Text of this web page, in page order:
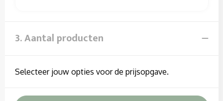
3. Aantal producten
Selecteer jouw opties voor de prijsopgave.